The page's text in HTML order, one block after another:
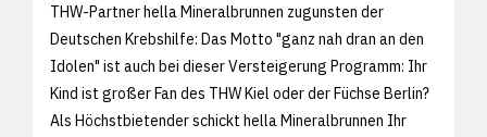
THW-Partner hella Mineralbrunnen zugunsten der
Deutschen Krebshilfe: Das Motto "ganz nah dran an den
Idolen" ist auch bei dieser Versteigerung Programm: Ihr
Kind ist großer Fan des THW Kiel oder der Füchse Berlin?
Als Höchstbietender schickt hella Mineralbrunnen Ihr